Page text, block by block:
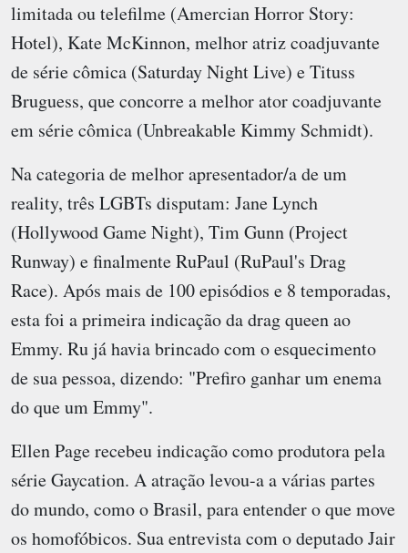
limitada ou telefilme (Amercian Horror Story:
Hotel), Kate McKinnon, melhor atriz coadjuvante
de série cômica (Saturday Night Live) e Tituss
Bruguess, que concorre a melhor ator coadjuvante
em série cômica (Unbreakable Kimmy Schmidt).
Na categoria de melhor apresentador/a de um
reality, três LGBTs disputam: Jane Lynch
(Hollywood Game Night), Tim Gunn (Project
Runway) e finalmente RuPaul (RuPaul's Drag
Race). Após mais de 100 episódios e 8 temporadas,
esta foi a primeira indicação da drag queen ao
Emmy. Ru já havia brincado com o esquecimento
de sua pessoa, dizendo: "Prefiro ganhar um enema
do que um Emmy".
Ellen Page recebeu indicação como produtora pela
série Gaycation. A atração levou-a a várias partes
do mundo, como o Brasil, para entender o que move
os homofóbicos. Sua entrevista com o deputado Jair